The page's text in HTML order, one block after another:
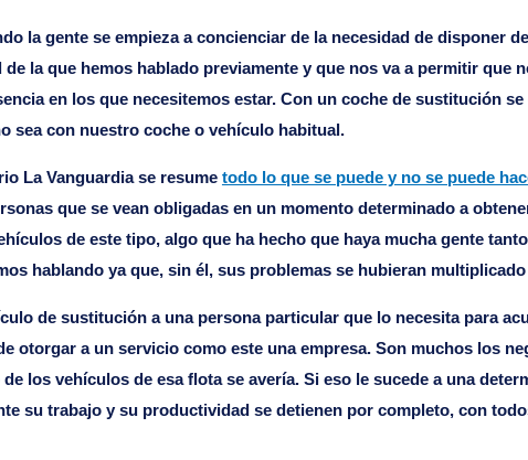
la gente se empieza a concienciar de la necesidad de disponer
la que hemos hablado previamente y que nos va a permitir que
en los que necesitemos estar. Con un coche de sustitución
sea con nuestro coche o vehículo habitual.
La Vanguardia se resume todo lo que se puede y no se puede
que se vean obligadas en un momento determinado a
de este tipo, algo que ha hecho que haya mucha gente
hablando ya que, sin él, sus problemas se hubieran
de sustitución a una persona particular que lo necesita para
otorgar a un servicio como este una empresa. Son muchos los
los vehículos de esa flota se avería. Si eso le sucede a una
su trabajo y su productividad se detienen por completo, con